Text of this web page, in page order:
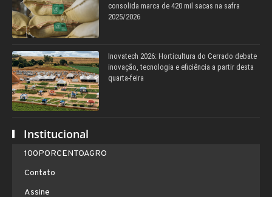
consolida marca de 420 mil sacas na safra
2025/2026
Inovatech 2026: Horticultura do Cerrado debate
inovação, tecnologia e eficiência a partir desta
quarta-feira
Institucional
100PORCENTOAGRO
Contato
Assine